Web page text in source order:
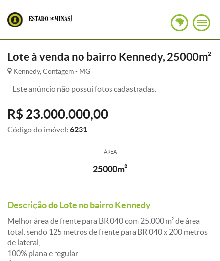
Lote à venda no bairro Kennedy, 25000m²
Kennedy, Contagem - MG
Este anúncio não possui fotos cadastradas.
R$ 23.000.000,00
Código do imóvel: 6231
ÁREA
25000m²
Descrição do Lote no bairro Kennedy
Melhor área de frente para BR 040 com 25.000 m² de área
total, sendo 125 metros de frente para BR 040 x 200 metros
de lateral,
100% plana e regular